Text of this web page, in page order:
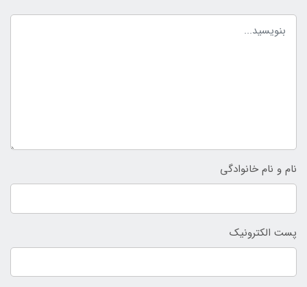
نام و نام خانوادگی
پست الکترونیک